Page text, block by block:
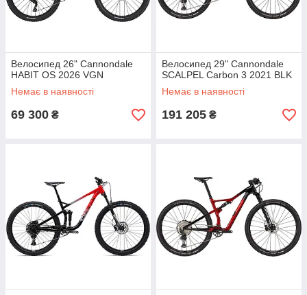
Велосипед 26" Cannondale
HABIT OS 2026 VGN
Немає в наявності
69 300 ₴
Велосипед 29" Cannondale
SCALPEL Carbon 3 2021 BLK
Немає в наявності
191 205 ₴